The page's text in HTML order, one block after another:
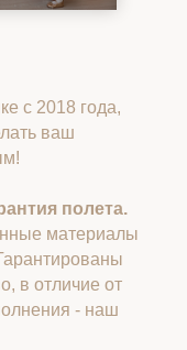
с 2018 года,
ваш
полета.
материалы
в отличие от
- наш